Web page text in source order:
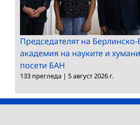
Председателят на
академия на науките и
посети БАН
133 прегледа | 5 август 2026 г.